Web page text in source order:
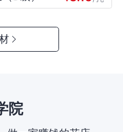
成交1扎 华哥花卉
级）
成交21
（爵士黑
）
成交1扎 鑫馨花卉
院